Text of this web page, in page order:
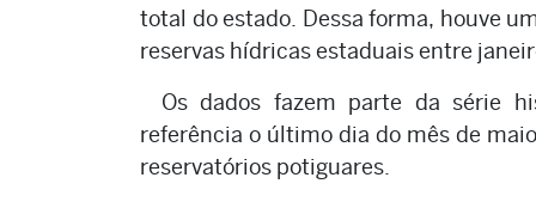
total do estado. Dessa forma, houve
reservas hídricas estaduais entre
Os dados fazem parte da série
referência o último dia do mês de
reservatórios potiguares.